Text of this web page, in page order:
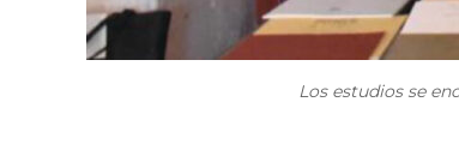
Los estudios se